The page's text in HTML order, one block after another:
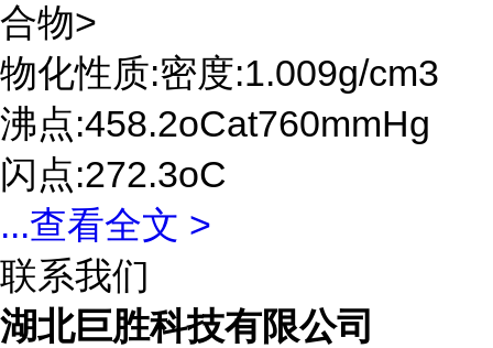
合物>
物化性质:密度:1.009g/cm3
沸点:458.2oCat760mmHg
闪点:272.3oC
...查看全文 >
联系我们
湖北巨胜科技有限公司